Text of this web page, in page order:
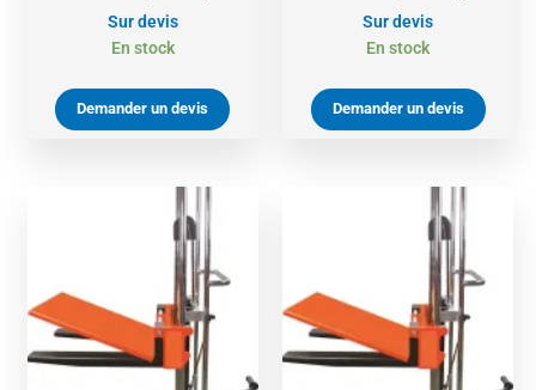
Sur devis
En stock
Demander un devis
Sur devis
En stock
Demander un devis